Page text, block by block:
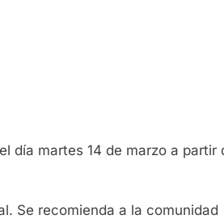
día martes 14 de marzo a partir
Se recomienda a la comunidad